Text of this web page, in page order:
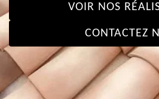
VOIR NOS
CONTACTEZ